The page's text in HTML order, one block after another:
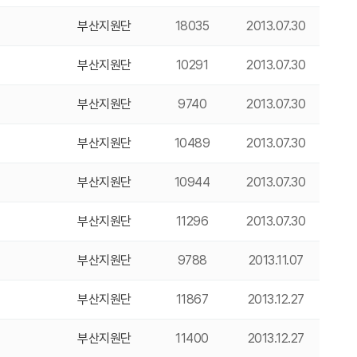
부산지원단 18035 2013.07.30
부산지원단 10291 2013.07.30
부산지원단 9740 2013.07.30
부산지원단 10489 2013.07.30
부산지원단 10944 2013.07.30
부산지원단 11296 2013.07.30
부산지원단 9788 2013.11.07
부산지원단 11867 2013.12.27
부산지원단 11400 2013.12.27